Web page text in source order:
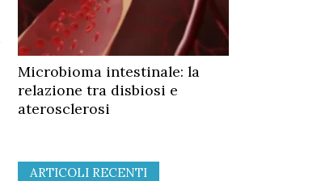
Microbioma intestinale: la
relazione tra disbiosi e
aterosclerosi
ARTICOLI RECENTI